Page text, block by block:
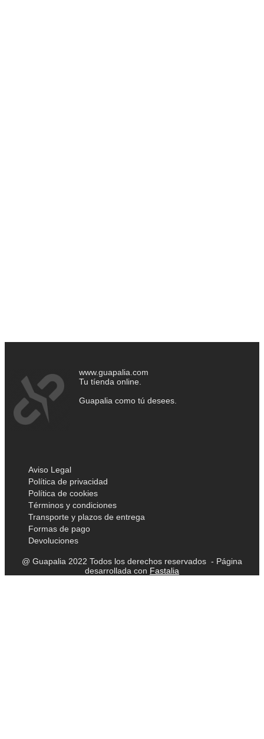
www.guapalia.com
Tu tíenda online.
Guapalia como tú desees.
Aviso Legal
Política de privacidad
Política de cookies
Términos y condiciones
Transporte y plazos de entrega
Formas de pago
Devoluciones
@ Guapalia 2022 Todos los derechos reservados - Página
desarrollada con Fastalia